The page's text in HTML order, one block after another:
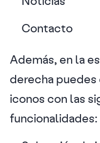
Contacto
Además, en la
derecha
iconos con las
funcionalidades: